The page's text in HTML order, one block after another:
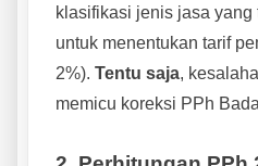
klasifikasi jenis jasa yang
untuk menentukan tarif
2%). Tentu saja,
memicu koreksi PPh